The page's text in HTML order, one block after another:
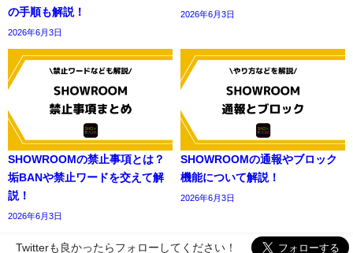
の手順も解説！
2026年6月3日
2026年6月3日
SHOWROOMの禁止事項とは？
垢BANや禁止ワードを交えて解
説！
2026年6月3日
SHOWROOMの通報やブロック
機能について解説！
2026年6月3日
Twitterも良かったらフォローしてください！